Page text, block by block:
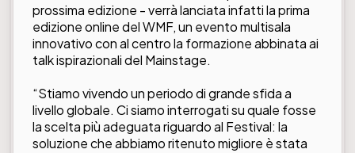
prossima edizione - verrà lanciata infatti la prima
edizione online del WMF, un evento multisala
innovativo con al centro la formazione abbinata ai
talk ispirazionali del Mainstage.
“Stiamo vivendo un periodo di grande sfida a
livello globale. Ci siamo interrogati su quale fosse
la scelta più adeguata riguardo al Festival: la
soluzione che abbiamo ritenuto migliore è stata